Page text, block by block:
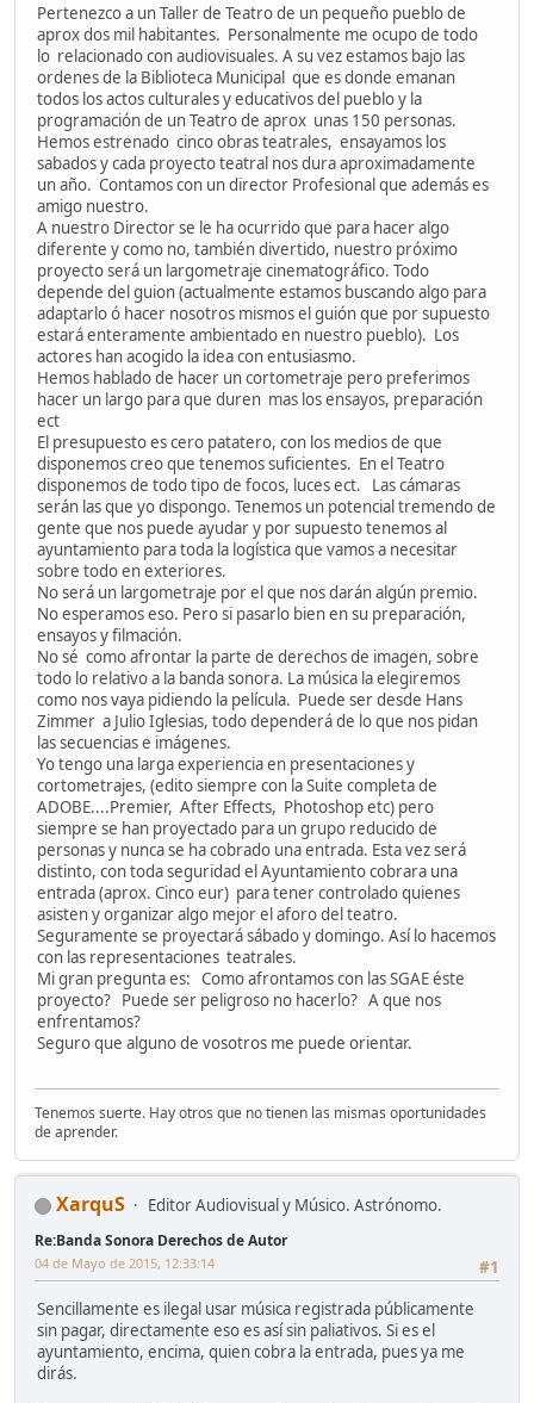
Pertenezco a un Taller de Teatro de un pequeño pueblo de
aprox dos mil habitantes. Personalmente me ocupo de todo
lo relacionado con audiovisuales. A su vez estamos bajo las
ordenes de la Biblioteca Municipal que es donde emanan
todos los actos culturales y educativos del pueblo y la
programación de un Teatro de aprox unas 150 personas.
Hemos estrenado cinco obras teatrales, ensayamos los
sabados y cada proyecto teatral nos dura aproximadamente
un año. Contamos con un director Profesional que además es
amigo nuestro.
A nuestro Director se le ha ocurrido que para hacer algo
diferente y como no, también divertido, nuestro próximo
proyecto será un largometraje cinematográfico. Todo
depende del guion (actualmente estamos buscando algo para
adaptarlo ó hacer nosotros mismos el guión que por supuesto
estará enteramente ambientado en nuestro pueblo). Los
actores han acogido la idea con entusiasmo.
Hemos hablado de hacer un cortometraje pero preferimos
hacer un largo para que duren mas los ensayos, preparación
ect
El presupuesto es cero patatero, con los medios de que
disponemos creo que tenemos suficientes. En el Teatro
disponemos de todo tipo de focos, luces ect. Las cámaras
serán las que yo dispongo. Tenemos un potencial tremendo de
gente que nos puede ayudar y por supuesto tenemos al
ayuntamiento para toda la logística que vamos a necesitar
sobre todo en exteriores.
No será un largometraje por el que nos darán algún premio.
No esperamos eso. Pero si pasarlo bien en su preparación,
ensayos y filmación.
No sé como afrontar la parte de derechos de imagen, sobre
todo lo relativo a la banda sonora. La música la elegiremos
como nos vaya pidiendo la película. Puede ser desde Hans
Zimmer a Julio Iglesias, todo dependerá de lo que nos pidan
las secuencias e imágenes.
Yo tengo una larga experiencia en presentaciones y
cortometrajes, (edito siempre con la Suite completa de
ADOBE....Premier, After Effects, Photoshop etc) pero
siempre se han proyectado para un grupo reducido de
personas y nunca se ha cobrado una entrada. Esta vez será
distinto, con toda seguridad el Ayuntamiento cobrara una
entrada (aprox. Cinco eur) para tener controlado quienes
asisten y organizar algo mejor el aforo del teatro.
Seguramente se proyectará sábado y domingo. Así lo hacemos
con las representaciones teatrales.
Mi gran pregunta es: Como afrontamos con las SGAE éste
proyecto? Puede ser peligroso no hacerlo? A que nos
enfrentamos?
Seguro que alguno de vosotros me puede orientar.
Tenemos suerte. Hay otros que no tienen las mismas oportunidades
de aprender.
XarquS Editor Audiovisual y Músico. Astrónomo.
Re:Banda Sonora Derechos de Autor
#1
04 de Mayo de 2015, 12:33:14
Sencillamente es ilegal usar música registrada públicamente
sin pagar, directamente eso es así sin paliativos. Si es el
ayuntamiento, encima, quien cobra la entrada, pues ya me
dirás.